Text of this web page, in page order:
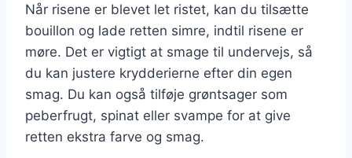
Når risene er blevet let ristet, kan du tilsætte
bouillon og lade retten simre, indtil risene er
møre. Det er vigtigt at smage til undervejs, så
du kan justere krydderierne efter din egen
smag. Du kan også tilføje grøntsager som
peberfrugt, spinat eller svampe for at give
retten ekstra farve og smag.